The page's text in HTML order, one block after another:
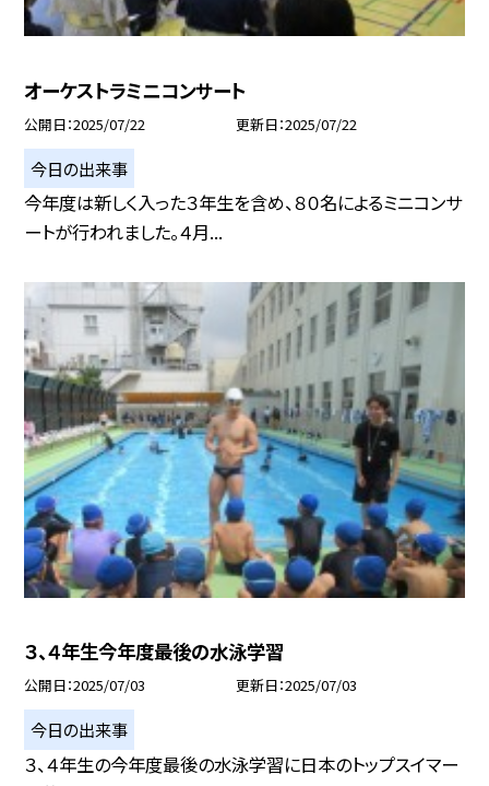
オーケストラミニコンサート
公開日 2025/07/22 更新日 2025/07/22
今日の出来事
今年度は新しく入った３年生を含め、８０名によるミニコンサ
ートが行われました。４月...
３、４年生今年度最後の水泳学習
公開日 2025/07/03 更新日 2025/07/03
今日の出来事
３、４年生の今年度最後の水泳学習に日本のトップスイマー